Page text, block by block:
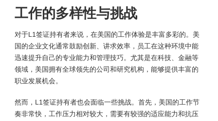
工作的多样性与挑战
对于L1签证持有者来说，在美国的工作体验是丰富多彩的。美
国的企业文化通常鼓励创新、讲求效率，员工在这种环境中能
迅速提升自己的专业能力和管理技巧。尤其是在科技、金融等
领域，美国拥有全球领先的公司和研究机构，能够提供丰富的
职业发展机会。
然而，L1签证持有者也会面临一些挑战。首先，美国的工作节
奏非常快，工作压力相对较大，需要有较强的适应能力和抗压